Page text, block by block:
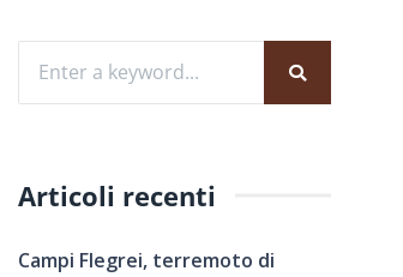
Articoli recenti
Campi Flegrei, terremoto di